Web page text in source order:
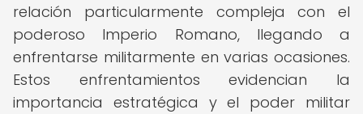
relación particularmente compleja con el
poderoso Imperio Romano, llegando a
enfrentarse militarmente en varias ocasiones.
Estos enfrentamientos evidencian la
importancia estratégica y el poder militar